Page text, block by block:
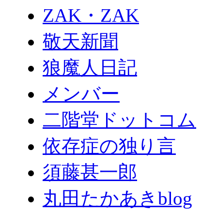
ZAK・ZAK
敬天新聞
狼魔人日記
メンバー
二階堂ドットコム
依存症の独り言
須藤甚一郎
丸田たかあきblog